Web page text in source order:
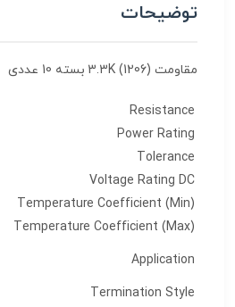
توضیحات
مقاومت 3.3K (1206) بسته 10 عددی
Resistance
Power Rating
Tolerance
Voltage Rating DC
Temperature Coefficient (Min)
Temperature Coefficient (Max)
Application
Termination Style